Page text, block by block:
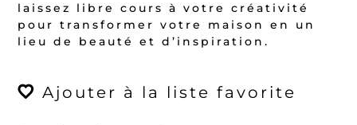
laissez libre cours à votre créativité
pour transformer votre maison en un
lieu de beauté et d’inspiration.
Ajouter à la liste favorite